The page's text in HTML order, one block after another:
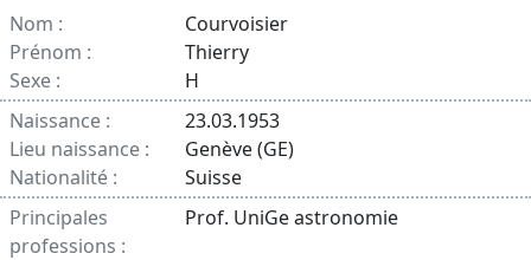
Nom :
Courvoisier
Prénom :
Thierry
Sexe :
H
Naissance :
23.03.1953
Lieu naissance :
Genève (GE)
Nationalité :
Suisse
Principales
professions :
Prof. UniGe astronomie